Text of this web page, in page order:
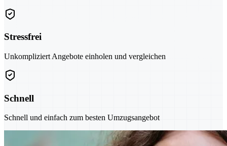
Stressfrei
Unkompliziert Angebote einholen und vergleichen
Schnell
Schnell und einfach zum besten Umzugsangebot